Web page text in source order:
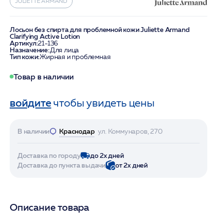
Лосьон без спирта для проблемной кожи Juliette Armand
Clarifying Active Lotion
Артикул:21-136
Назначение:Для лица
Тип кожи:Жирная и проблемная
Товар в наличии
войдитечтобы увидеть цены
В наличии Краснодар ул. Коммунаров, 270
Доставка по городу
до 2х дней
Доставка до пункта выдачи
от 2х дней
Описание товара